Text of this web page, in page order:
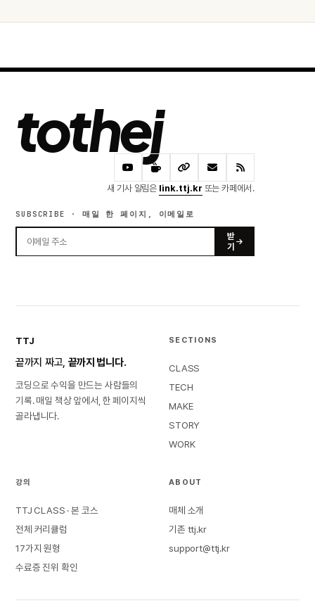
tothej
새 기사 알림은 link.ttj.kr 또는 카페에서.
SUBSCRIBE · 매일 한 페이지, 이메일로
받
기
TTJ
끝까지 짜고, 끝까지 법니다.
코딩으로 수익을 만드는 사람들의
기록. 매일 책상 앞에서, 한 페이지씩
골라냅니다.
SECTIONS
CLASS
TECH
MAKE
STORY
WORK
강의
TTJ CLASS · 본 코스
전체 커리큘럼
17가지 원형
수료증 진위 확인
ABOUT
매체 소개
기존 ttj.kr
support@ttj.kr